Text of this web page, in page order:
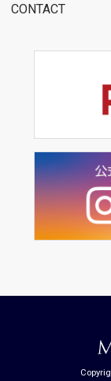
CONTACT